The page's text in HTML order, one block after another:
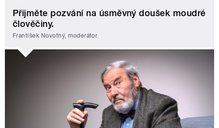
Přijměte pozvání na úsměvný doušek moudré
člověčiny.
František Novotný, moderátor